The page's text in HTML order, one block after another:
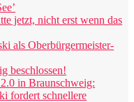
jetzt, nicht erst wenn das
als Oberbürgermeister-
beschlossen!
in Braunschweig:
fordert schnellere